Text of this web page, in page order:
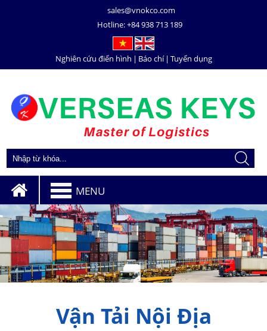
sales@vnokco.com
Hotline:+84 938 713 189
Nghiên cứu điển hình | Báo chí | Tuyển dụng
MENU
Vận Tải Nội Địa